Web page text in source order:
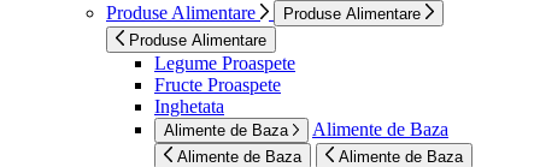
Produse Alimentare
Produse Alimentare
Produse Alimentare
Legume Proaspete
Fructe Proaspete
Inghetata
Alimente de Baza Alimente de Baza
Alimente de Baza Alimente de Baza